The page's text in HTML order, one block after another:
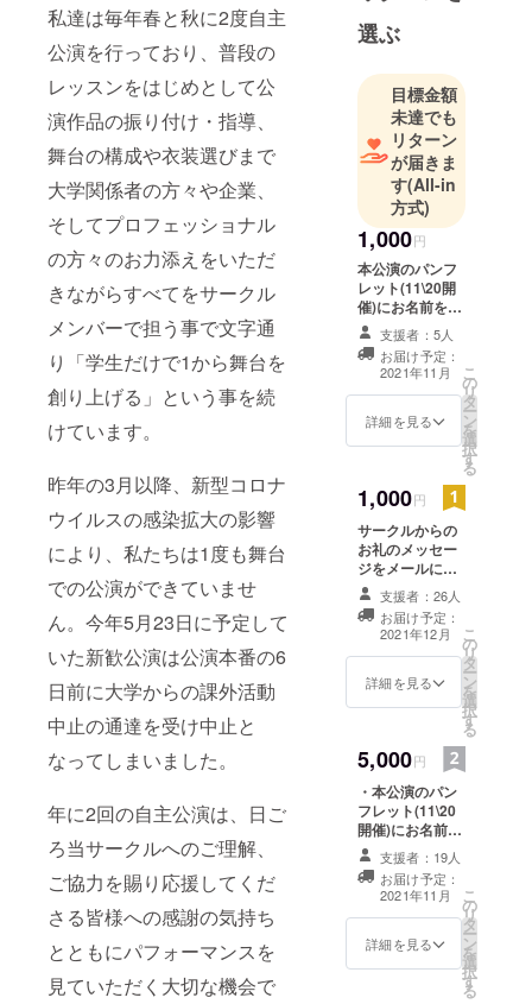
私達は毎年春と秋に2度自主
公演を行っており、普段の
レッスンをはじめとして公
演作品の振り付け・指導、
舞台の構成や衣装選びまで
大学関係者の方々や企業、
そしてプロフェッショナル
の方々のお力添えをいただ
きながらすべてをサークル
メンバーで担う事で文字通
り「学生だけで1から舞台を
創り上げる」という事を続
けています。
昨年の3月以降、新型コロナ
ウイルスの感染拡大の影響
により、私たちは1度も舞台
での公演ができていませ
ん。今年5月23日に予定して
いた新歓公演は公演本番の6
日前に大学からの課外活動
中止の通達を受け中止と
なってしまいました。
年に2回の自主公演は、日ご
ろ当サークルへのご理解、
ご協力を賜り応援してくだ
さる皆様への感謝の気持ち
とともにパフォーマンスを
見ていただく大切な機会で
を創り上げ
年数やブラ
ンクに関係
なく誰もが
バレエを楽
しむ」とい
う事をモッ
トーに活動
していま
す！
選ぶ
目標金額
未達でも
リターン
が届きま
す(All-in
方式)
1,000円
本公演のパンフ
レット(11\20開
催)にお名前を記
載させていただ
きます。(無観客
の場合、当サー
クル公式SNSに
公開させて戴き
ます。) ※支援
さい。
支援者：5人
お届け予定：
2021年11月
詳細を見る
こ
の
リ
タ
ー
ン
を
選
択
す
る
1,000円
サークルからの
お礼のメッセー
ジをメールにて
お届けさせてい
ただきます。
支援者：26人
お届け予定：
2021年12月
詳細を見る
こ
の
リ
タ
ー
ン
を
選
択
す
る
5,000円
・本公演のパン
フレット(11\20
開催)にお名前を
記載させていた
だきます。 ・本
公演のエンディ
ングムービーに
お名前を記載さ
せていただきま
支援者：19人
お届け予定：
2021年11月
詳細を見る
こ
の
リ
タ
ー
ン
を
選
択
す
る